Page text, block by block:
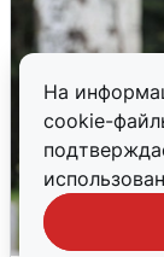
На
cookie-